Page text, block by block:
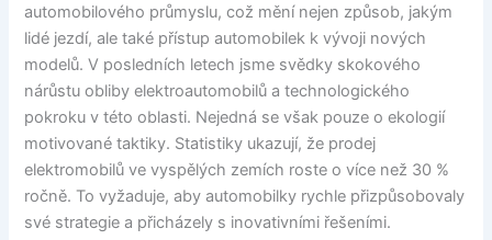
automobilového průmyslu, což mění nejen způsob, jakým
lidé jezdí, ale také přístup automobilek k vývoji nových
modelů. V posledních letech jsme svědky skokového
nárůstu obliby elektroautomobilů a technologického
pokroku v této oblasti. Nejedná se však pouze o ekologií
motivované taktiky. Statistiky ukazují, že prodej
elektromobilů ve vyspělých zemích roste o více než 30 %
ročně. To vyžaduje, aby automobilky rychle přizpůsobovaly
své strategie a přicházely s inovativními řešeními.